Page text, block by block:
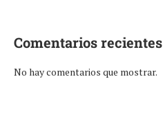
Comentarios recientes
No hay comentarios que mostrar.